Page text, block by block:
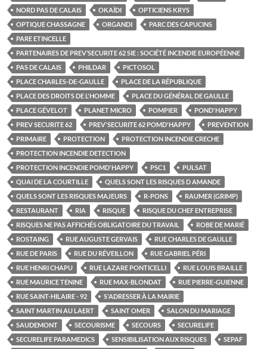
NORD PAS DE CALAIS
OKAÏDI
OPTICIENS KRYS
OPTIQUE CHASSAGNE
ORGANDI
PARC DES CAPUCINS
PARE ETINCELLE
PARTENAIRES DE PREV’SECURITE 62 SIE : SOCIÉTÉ INCENDIE EUROPÉENNE
PAS DE CALAIS
PHILDAR
PICTOSOL
PLACE CHARLES-DE-GAULLE
PLACE DE LA RÉPUBLIQUE
PLACE DES DROITS DE L'HOMME
PLACE DU GÉNÉRAL DE GAULLE
PLACE GÉVELOT
PLANET MICRO POMPIER
POND'HAPPY
PREV SECURITE 62
PREV'SECURITE 62 POMD'HAPPY
PREVENTION
PRIMAIRE
PROTECTION
PROTECTION INCENDIE CRECHE
PROTECTION INCENDIE DETECTION
PROTECTION INCENDIE POMD'HAPPY
PSC1
PULSAT
QUAI DE LA COURTILLE
QUELS SONT LES RISQUES D AMANDE
QUELS SONT LES RISQUES MAJEURS
R-PONS
RAUMER (GRIMP)
RESTAURANT
RIA RISQUE
RISQUE DU CHEF ENTREPRISE
RISQUES NE PAS AFFICHÉS OBLIGATOIRE DU TRAVAIL
ROBE DE MARIÉ
ROSTAING
RUE AUGUSTE GERVAIS
RUE CHARLES DE GAULLE
RUE DE PARIS
RUE DU RÉVEILLON
RUE GABRIEL PÉRI
RUE HENRI CHAPU
RUE LAZARE PONTICELLI
RUE LOUIS BRAILLE
RUE MAURICE TENINE
RUE MAX-BLONDAT
RUE PIERRE-GUIENNE
RUE SAINT-HILAIRE - 92
S'ADRESSER À LA MAIRIE
SAINT MARTIN AU LAERT
SAINT OMER
SALON DU MARIAGE
SAUDEMONT
SECOURISME SECOURS
SECURELIFE
SECURELIFE PARAMEDICS
SENSIBILISATION AUX RISQUES
SEPAF